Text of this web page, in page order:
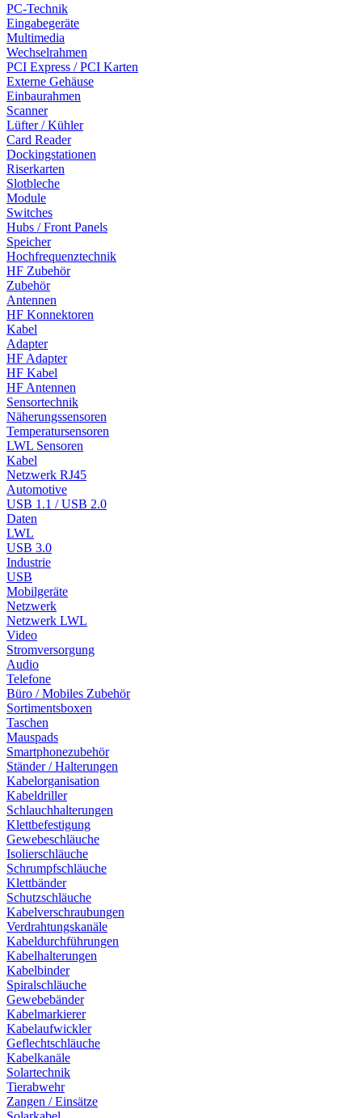
PC-Technik
Eingabegeräte
Multimedia
Wechselrahmen
PCI Express / PCI Karten
Externe Gehäuse
Einbaurahmen
Scanner
Lüfter / Kühler
Card Reader
Dockingstationen
Riserkarten
Slotbleche
Module
Switches
Hubs / Front Panels
Speicher
Hochfrequenztechnik
HF Zubehör
Zubehör
Antennen
HF Konnektoren
Kabel
Adapter
HF Adapter
HF Kabel
HF Antennen
Sensortechnik
Näherungssensoren
Temperatursensoren
LWL Sensoren
Kabel
Netzwerk RJ45
Automotive
USB 1.1 / USB 2.0
Daten
LWL
USB 3.0
Industrie
USB
Mobilgeräte
Netzwerk
Netzwerk LWL
Video
Stromversorgung
Audio
Telefone
Büro / Mobiles Zubehör
Sortimentsboxen
Taschen
Mauspads
Smartphonezubehör
Ständer / Halterungen
Kabelorganisation
Kabeldriller
Schlauchhalterungen
Klettbefestigung
Gewebeschläuche
Isolierschläuche
Schrumpfschläuche
Klettbänder
Schutzschläuche
Kabelverschraubungen
Verdrahtungskanäle
Kabeldurchführungen
Kabelhalterungen
Kabelbinder
Spiralschläuche
Gewebebänder
Kabelmarkierer
Kabelaufwickler
Geflechtschläuche
Kabelkanäle
Solartechnik
Tierabwehr
Zangen / Einsätze